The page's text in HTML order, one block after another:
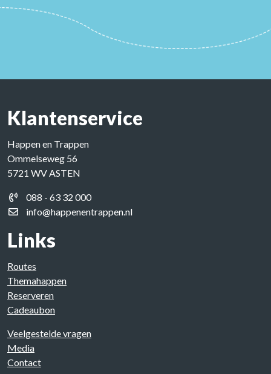
Klantenservice
Happen en Trappen
Ommelseweg 56
5721 WV ASTEN
088 - 63 32 000
info@happenentrappen.nl
Links
Routes
Themahappen
Reserveren
Cadeaubon
Veelgestelde vragen
Media
Contact